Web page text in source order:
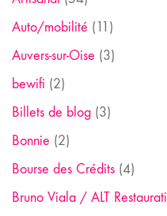
Auto/mobilité (11)
Auvers-sur-Oise (3)
bewifi (2)
Billets de blog (3)
Bonnie (2)
Bourse des Crédits (4)
Bruno Viala / ALT